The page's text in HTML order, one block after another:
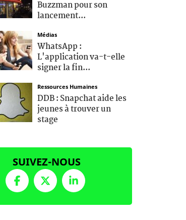
Buzzman pour son
lancement...
Médias
WhatsApp :
L'application va-t-elle
signer la fin...
Ressources Humaines
DDB : Snapchat aide les
jeunes à trouver un
stage
SUIVEZ-NOUS